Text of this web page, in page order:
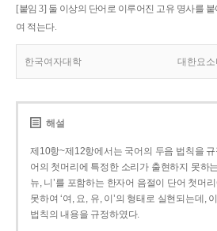
[붙임 3] 둘 이상의 단어로 이루어진 고유 명사를
여 적는다.
한국여자대학 대한요
해설
제10항~제12항에서는 국어의 두음 법칙을
어의 첫머리에 특정한 소리가 출현하지 못하
뉴, 니’를 포함하는 한자어 음절이 단어 첫머리
못하여 ‘여, 요, 유, 이’의 형태로 실현되는데,
법칙의 내용을 규정하였다.